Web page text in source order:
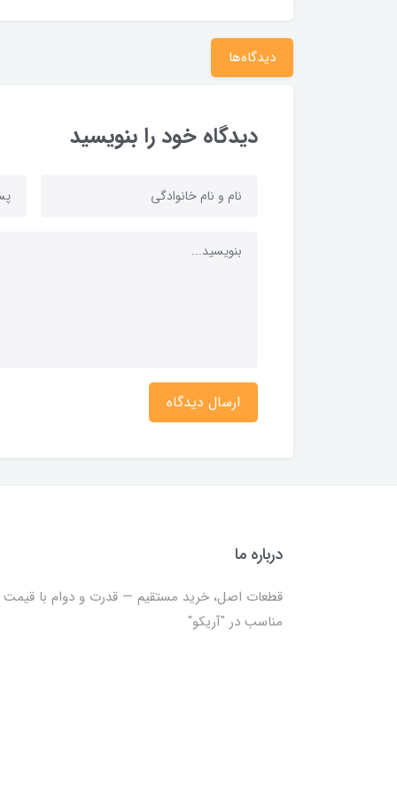
دیدگاه‌ها
دیدگاه خود را بنویسید
ارسال دیدگاه
درباره ما
قطعات اصل، خرید مستقیم — قدرت و دوام با قیمت
مناسب در "آریکو"